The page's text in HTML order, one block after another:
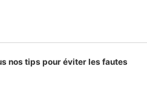
nos tips pour éviter les fautes